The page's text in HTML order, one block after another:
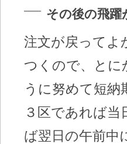
その後の飛躍
注文が戻ってよ
つくので、とに
うに努めて短
３区であれば
ば翌日の午前中